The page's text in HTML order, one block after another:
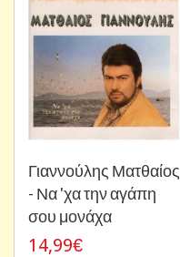
Γιαννούλης Ματθαίος
- Να 'χα την αγάπη
σου μονάχα
14,99€